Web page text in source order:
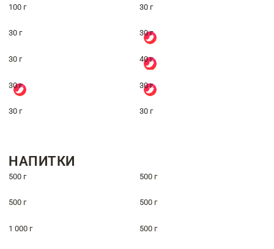
100 г 30 г
30 г 30 г
30 г 40 г
30 г 30 г
30 г 30 г
НАПИТКИ
500 г 500 г
500 г 500 г
1 000 г 500 г